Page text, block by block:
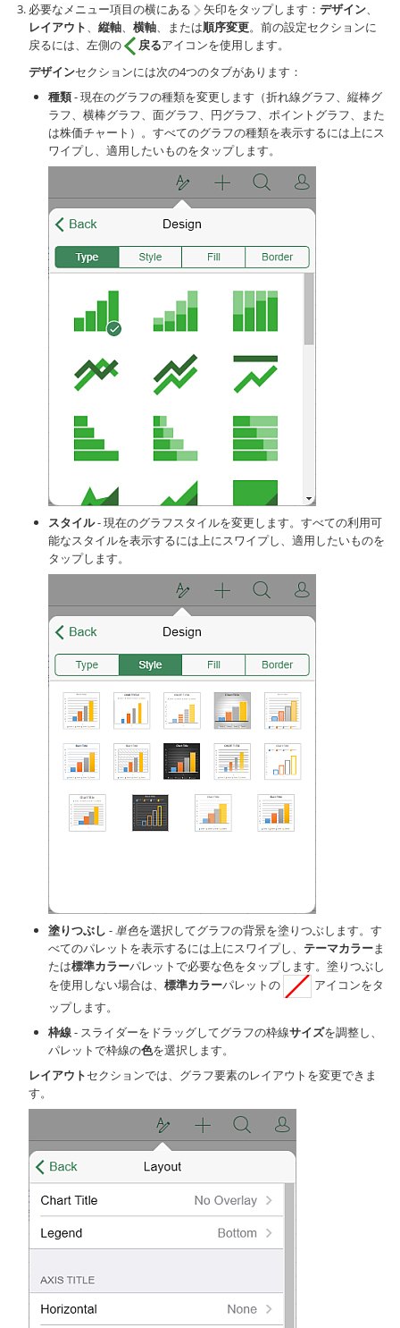
必要なメニュー項目の横にある
矢印をタップします： デザイン、
レイアウト、 縦軸、 横軸、または順序変更。前の設定セクションに
戻るには、左側の
戻るアイコンを使用します。
デザインセクションには次の4つのタブがあります：
種類- 現在のグラフの種類を変更します（折れ線グラフ、縦棒グ
ラフ、横棒グラフ、面グラフ、円グラフ、ポイントグラフ、また
は株価チャート）。すべてのグラフの種類を表示するには上にス
ワイプし、適用したいものをタップします。
スタイル- 現在のグラフスタイルを変更します。すべての利用可
能なスタイルを表示するには上にスワイプし、適用したいものを
タップします。
塗りつぶし -単色を選択してグラフの背景を塗りつぶします。す
べてのパレットを表示するには上にスワイプし、 テーマカラーま
たは標準カラーパレットで必要な色をタップします。塗りつぶし
を使用しない場合は、 標準カラーパレットの
アイコンをタ
ップします。
枠線- スライダーをドラッグしてグラフの枠線サイズを調整し、
パレットで枠線の色を選択します。
レイアウトセクションでは、グラフ要素のレイアウトを変更できま
す。